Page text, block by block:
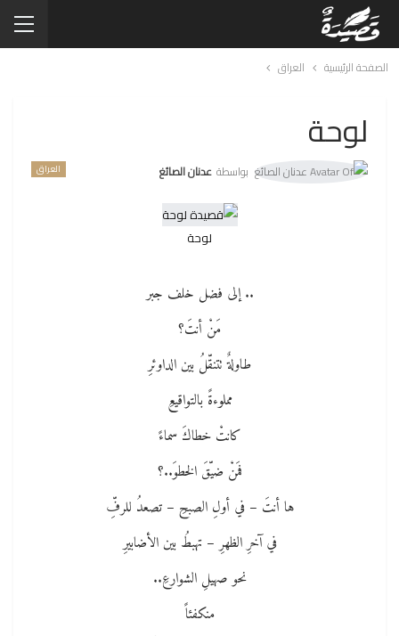
الصفحة الرئيسية العراق
لوحة
العراق بواسطة عدنان الصائغ
لوحة
.. إلى فضل خلف جبر
مَنْ أنتَ؟
طاولةٌ تتنقّلُ بين الداوئرِ
مملوءةً بالتواقيعِ
كانتْ خطاكَ سماءً
فمَنْ ضيّقَ الخطوَ..؟
ها أنتَ – في أولِ الصبحِ – تصعدُ للرفِّ
في آخرِ الظهرِ – تهبطُ بين الأضابيرِ
نحو صهيلِ الشوارعِ..
منكفئاً